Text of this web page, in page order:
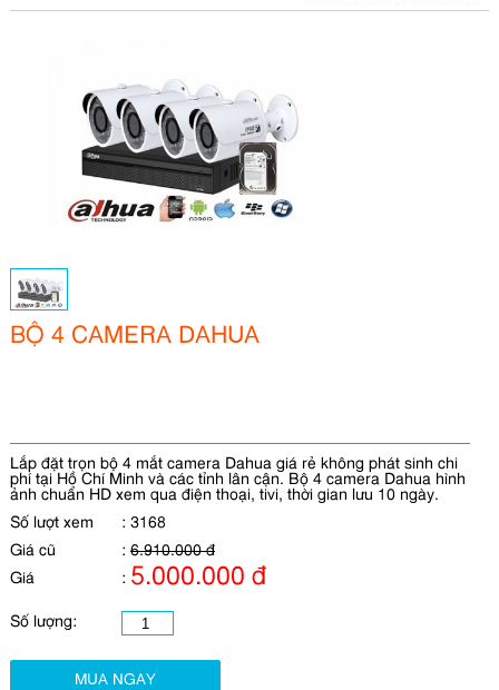
BỘ 4 CAMERA DAHUA
Lắp đặt trọn bộ 4 mắt camera Dahua giá rẻ không phát sinh chi
phí tại Hồ Chí Minh và các tỉnh lân cận. Bộ 4 camera Dahua hình
ảnh chuẩn HD xem qua điện thoại, tivi, thời gian lưu 10 ngày.
Số lượt xem
: 3168
Giá cũ
: 6.910.000 đ
Giá
: 5.000.000 đ
Số lượng:
MUA NGAY